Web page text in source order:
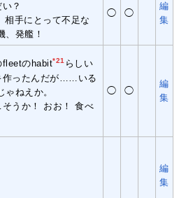
？
相手にとって不足な
、発艦！
◯ ◯
編
集
fleetのhabit*21 らしい
作ったんだが……いる
ねえか。
うか！ おお！ 食べ
◯ ◯
編
集
編
集